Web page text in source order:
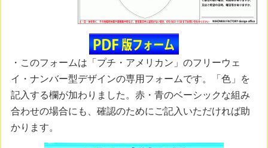
・このフォームは「プチ・アメリカン」のフリーウェ
イ・ナンバー型デザインの専用フォームです。「色」を
記入する欄が加わりました。赤・青のベーシックな組み
合わせの場合にも、確認のためにご記入いただければ助
かります。